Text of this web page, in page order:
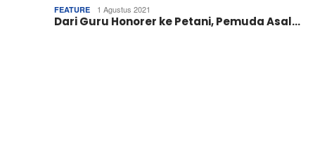
FEATURE 1 Agustus 2021
Dari Guru Honorer ke Petani, Pemuda Asal…